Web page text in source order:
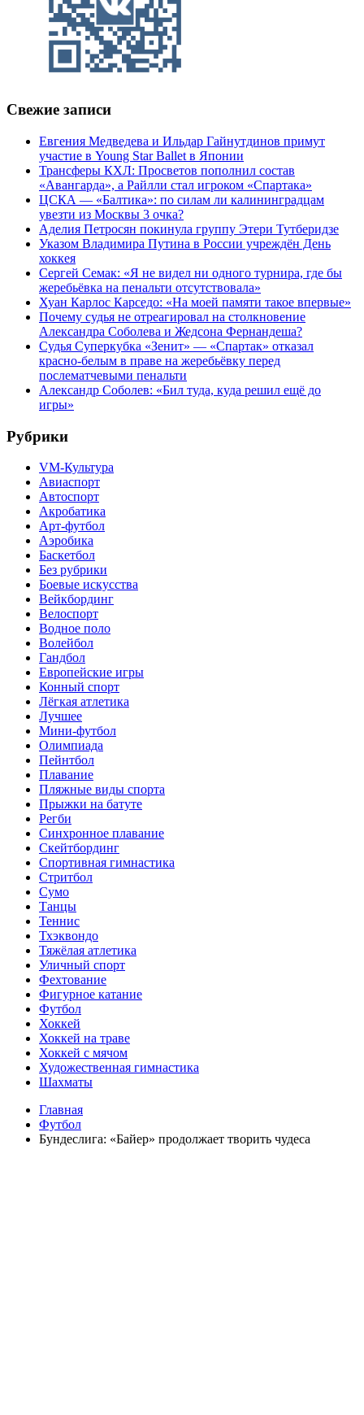
Свежие записи
Евгения Медведева и Ильдар Гайнутдинов примут
участие в Young Star Ballet в Японии
Трансферы КХЛ: Просветов пополнил состав
«Авангарда», а Райлли стал игроком «Спартака»
ЦСКА — «Балтика»: по силам ли калининградцам
увезти из Москвы 3 очка?
Аделия Петросян покинула группу Этери Тутберидзе
Указом Владимира Путина в России учреждён День
хоккея
Сергей Семак: «Я не видел ни одного турнира, где бы
жеребьёвка на пенальти отсутствовала»
Хуан Карлос Карседо: «На моей памяти такое впервые»
Почему судья не отреагировал на столкновение
Александра Соболева и Жедсона Фернандеша?
Судья Суперкубка «Зенит» — «Спартак» отказал
красно-белым в праве на жеребьёвку перед
послематчевыми пенальти
Александр Соболев: «Бил туда, куда решил ещё до
игры»
Рубрики
VM-Культура
Авиаспорт
Автоспорт
Акробатика
Арт-футбол
Аэробика
Баскетбол
Без рубрики
Боевые искусства
Вейкбординг
Велоспорт
Водное поло
Волейбол
Гандбол
Европейские игры
Конный спорт
Лёгкая атлетика
Лучшее
Мини-футбол
Олимпиада
Пейнтбол
Плавание
Пляжные виды спорта
Прыжки на батуте
Регби
Синхронное плавание
Скейтбординг
Спортивная гимнастика
Стритбол
Сумо
Танцы
Теннис
Тхэквондо
Тяжёлая атлетика
Уличный спорт
Фехтование
Фигурное катание
Футбол
Хоккей
Хоккей на траве
Хоккей с мячом
Художественная гимнастика
Шахматы
Главная
Футбол
Бундеслига: «Байер» продолжает творить чудеса